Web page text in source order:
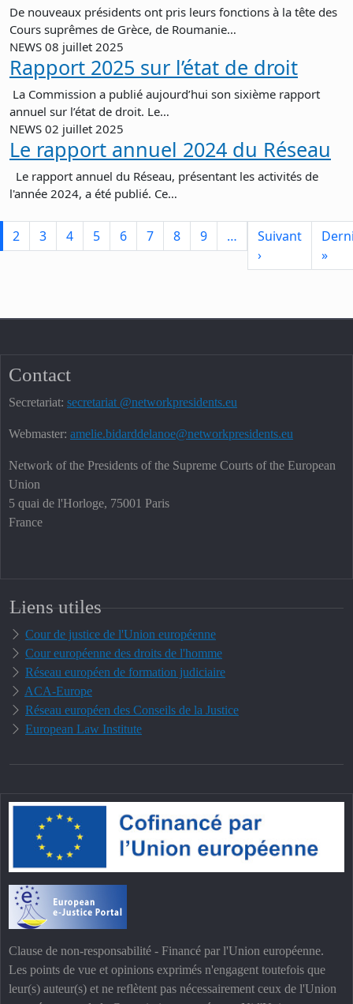
De nouveaux présidents ont pris leurs fonctions à la tête des
Cours suprêmes de Grèce, de Roumanie…
NEWS 08 juillet 2025
Rapport 2025 sur l’état de droit
La Commission a publié aujourd’hui son sixième rapport
annuel sur l’état de droit. Le…
NEWS 02 juillet 2025
Le rapport annuel 2024 du Réseau
Le rapport annuel du Réseau, présentant les activités de
l'année 2024, a été publié. Ce…
Pagination
2 3 4 5 6 7 8 9 …
Suivant
›Page suivante
»
Contact
Secretariat: secretariat @networkpresidents.eu
Webmaster: amelie.bidarddelanoe@networkpresidents.eu
Network of the Presidents of the Supreme Courts of the European
Union
5 quai de l'Horloge, 75001 Paris
France
Liens utiles
Cour de justice de l'Union européenne
Cour européenne des droits de l'homme
Réseau européen de formation judiciaire
ACA-Europe
Réseau européen des Conseils de la Justice
European Law Institute
Clause de non-responsabilité - Financé par l'Union européenne.
Les points de vue et opinions exprimés n'engagent toutefois que
leur(s) auteur(s) et ne reflètent pas nécessairement ceux de l'Union